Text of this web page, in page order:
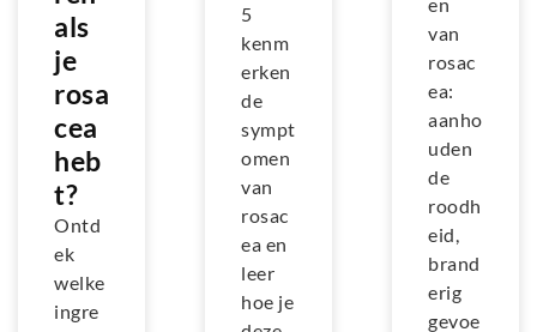
als
je
rosa
cea
heb
t?
Ontd
ek
welke
ingre
5
kenm
erken
de
sympt
omen
van
rosac
ea en
leer
hoe je
van
rosac
ea:
aanho
uden
de
roodh
eid,
brand
erig
gevoe